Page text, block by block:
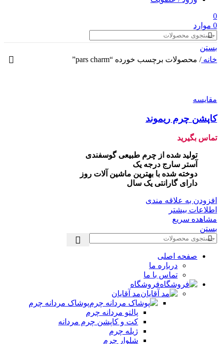
0
0 موارد
بستن
خانه/ محصولات برچسب خورده “pars charm”
مقایسه
کاپشن چرم ریموند
تماس بگیرید
تولید شده از چرم طبیعی گوسفندی
آستر سارج درجه یک
دوخته شده با بهترین ماشین آلات روز
دارای گارانتی یک سال
افزودن به علاقه مندی
اطلاعات بیشتر
مشاهده سریع
بستن
صفحه اصلی
درباره ما
تماس با ما
فروشگاه
مد آقایان
پوشاک مردانه چرم
پالتو مردانه چرم
کت و کاپشن چرم مردانه
ژیله چرم
شلوار چرم